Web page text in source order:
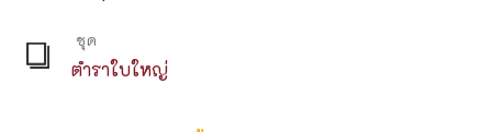
ชุด
ตำราใบใหญ่